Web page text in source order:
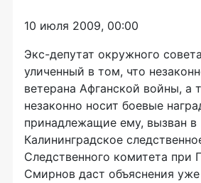
10 июля 2009, 00:00
Экс-депутат окружного
уличенный в том, что
ветерана Афганской войны, а
незаконно носит боевые
принадлежащие ему, вызван в
Калининградское
Следственного комитета при
Смирнов даст объяснения